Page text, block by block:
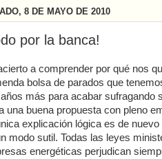
8 DE MAYO DE 2010
por la banca!
a comprender por qué nos
bolsa de parados que
más para acabar sufragando
una buena propuesta con pleno
explicación lógica es de
modo sutil. Todas las leyes
energéticas perjudican